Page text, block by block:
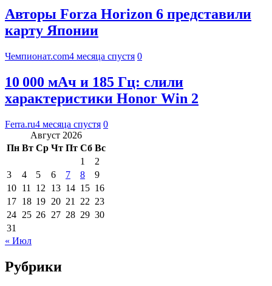
Авторы Forza Horizon 6 представили
карту Японии
Чемпионат.com4 месяца спустя 0
10 000 мАч и 185 Гц: слили
характеристики Honor Win 2
Ferra.ru4 месяца спустя 0
Август 2026
Пн Вт Ср Чт Пт Сб Вс
1
2
3
4 5 6 7 8
9
10 11 12 13 14 15 16
17 18 19 20 21 22 23
24 25 26 27 28 29 30
31
« Июл
Рубрики